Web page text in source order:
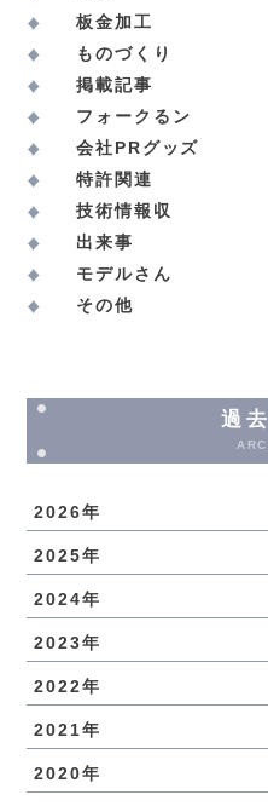
板金加工
ものづくり
掲載記事
フォークるン
会社PRグッズ
特許関連
技術情報収
出来事
モデルさん
その他
過
2026年
2025年
2024年
2023年
2022年
2021年
2020年